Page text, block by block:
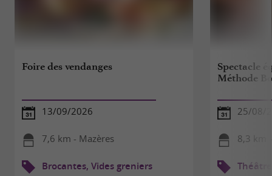
Foire des vendanges
13/09/2026
7,6 km - Mazères
Brocantes, Vides greniers
Spectacle
Méthode
25/08/
8,3 km
Théâtre